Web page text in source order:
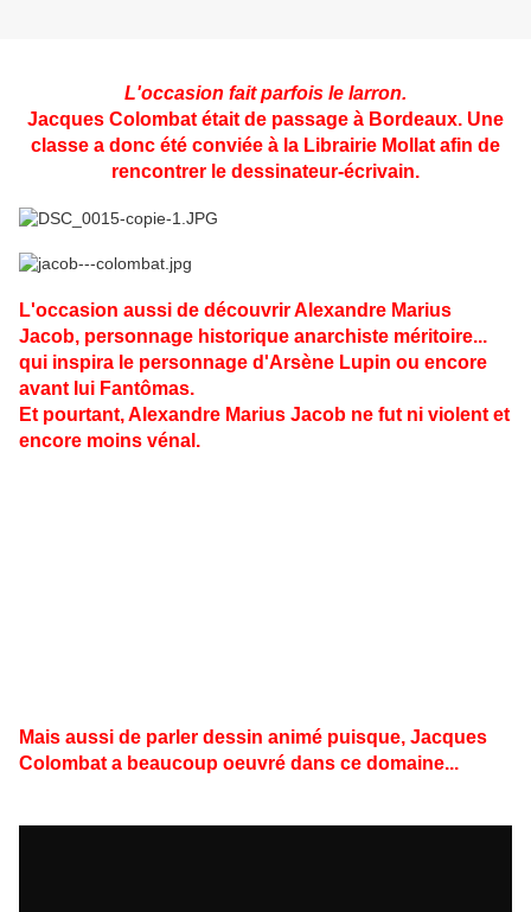
L'occasion fait parfois le larron.
Jacques Colombat était de passage à Bordeaux. Une
classe a donc été conviée à la Librairie Mollat afin de
rencontrer le dessinateur-écrivain.
L'occasion aussi de découvrir Alexandre Marius
Jacob, personnage historique anarchiste méritoire...
qui inspira le personnage d'Arsène Lupin ou encore
avant lui Fantômas.
Et pourtant, Alexandre Marius Jacob ne fut ni violent et
encore moins vénal.
Mais aussi de parler dessin animé puisque, Jacques
Colombat a beaucoup oeuvré dans ce domaine...